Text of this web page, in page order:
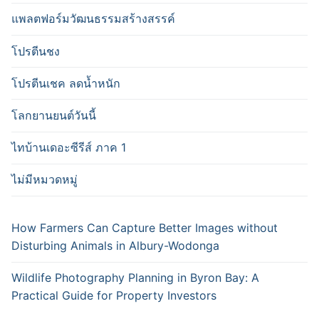
แพลตฟอร์มวัฒนธรรมสร้างสรรค์
โปรตีนชง
โปรตีนเชค ลดน้ำหนัก
โลกยานยนต์วันนี้
ไทบ้านเดอะซีรีส์ ภาค 1
ไม่มีหมวดหมู่
How Farmers Can Capture Better Images without
Disturbing Animals in Albury-Wodonga
Wildlife Photography Planning in Byron Bay: A
Practical Guide for Property Investors